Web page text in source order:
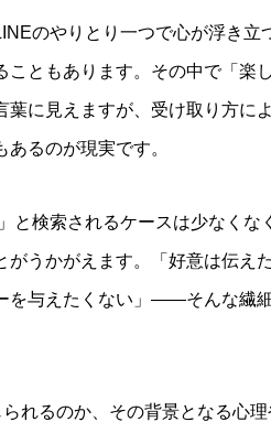
のやりとり一つで心が浮き立
ともあります。その中で「楽
に見えますが、受け取り方に
るのが現実です。
と検索されるケースは少なくな
うかがえます。「好意は伝え
を与えたくない」――そんな繊
れるのか、その背景となる心